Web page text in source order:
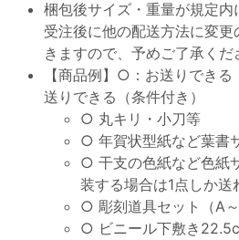
梱包後サイズ・重量が規定内
受注後に他の配送方法に変
きますので、予めご了承くだ
【商品例】○：お送りで
送りできる（条件付き）
○ 丸キリ・小刀等
○ 年賀状型紙など葉書
○ 干支の色紙など色紙
装する場合は1点しか送
○ 彫刻道具セット（A～
○ ビニール下敷き